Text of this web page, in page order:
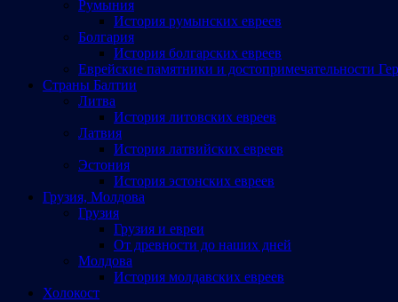
Румыния
История румынских евреев
Болгария
История болгарских евреев
Еврейские памятники и достопримечательности
Страны Балтии
Литва
История литовских евреев
Латвия
История латвийских евреев
Эстония
История эстонских евреев
Грузия, Молдова
Грузия
Грузия и евреи
От древности до наших дней
Молдова
История молдавских евреев
Холокост